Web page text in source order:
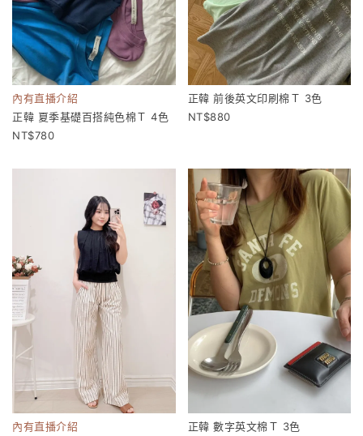
內有直播介紹
正韓 夏季基礎百搭純色棉Ｔ 4色
780
正韓 前後英文印刷棉Ｔ 3色
880
內有直播介紹
正韓 數字英文棉Ｔ 3色